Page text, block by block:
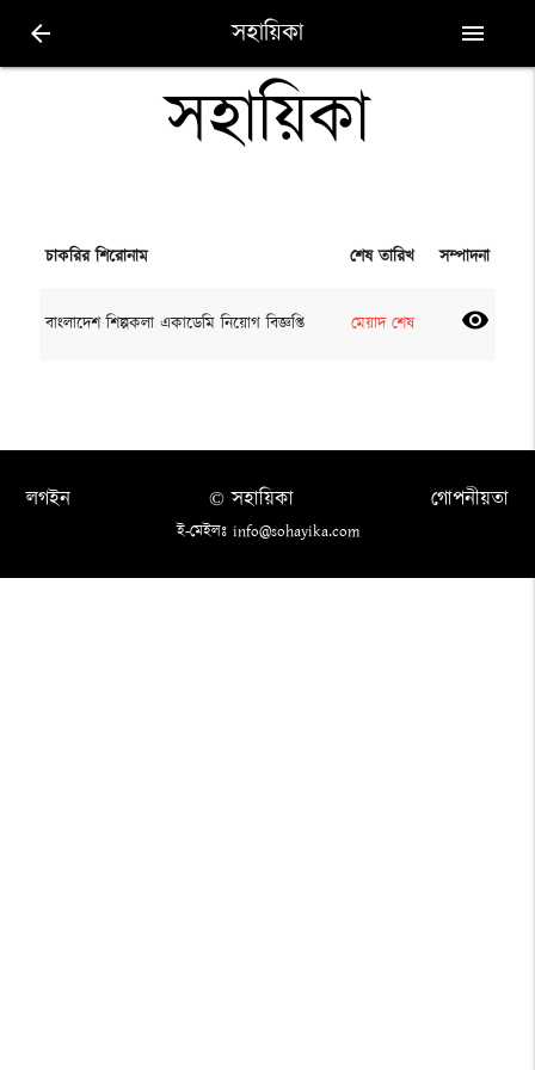
arrow_back সহায়িকা menu
সহায়িকা
চাকরির শিরোনাম শেষ তারিখ সম্পাদনা
বাংলাদেশ শিল্পকলা একাডেমি নিয়োগ বিজ্ঞপ্তি মেয়াদ শেষ visibility
লগইন গোপনীয়তা
© সহায়িকা
ই-মেইলঃ info@sohayika.com